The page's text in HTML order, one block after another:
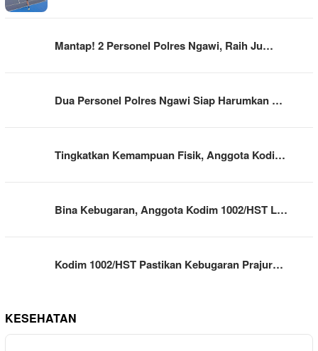
Mantap! 2 Personel Polres Ngawi, Raih Ju…
Dua Personel Polres Ngawi Siap Harumkan …
Tingkatkan Kemampuan Fisik, Anggota Kodi…
Bina Kebugaran, Anggota Kodim 1002/HST L…
Kodim 1002/HST Pastikan Kebugaran Prajur…
KESEHATAN